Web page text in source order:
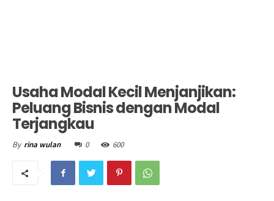
Usaha Modal Kecil Menjanjikan:
Peluang Bisnis dengan Modal
Terjangkau
By rina wulan 0 600